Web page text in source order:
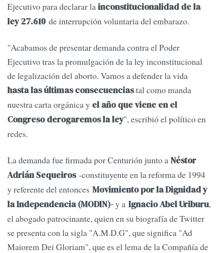
Ejecutivo para declarar lainconstitucionalidad de la
ley 27.610 de interrupción voluntaria del embarazo.
"Acabamos de presentar demanda contra el Poder
Ejecutivo tras la promulgación de la ley inconstitucional
de legalización del aborto. Vamos a defender la vida
hasta las últimas consecuenciastal como manda
nuestra carta orgánica y el año que viene en el
Congreso derogaremos la ley", escribió el político en
redes.
La demanda fue firmada por Centurión junto aNéstor
Adrián Sequeiros-constituyente en la reforma de 1994
y referente del entonces Movimiento por la Dignidad y
la Independencia (MODIN)-y a Ignacio Abel Uriburu,
el abogado patrocinante, quien en su biografía de Twitter
se presenta con la sigla "A.M.D.G", que significa "Ad
Maiorem Dei Gloriam", que es el lema de la Compañía de